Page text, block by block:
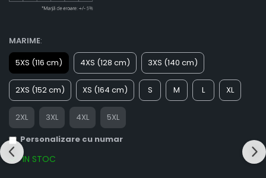
MARIME:
5XS (116 cm)
4XS (128 cm) 3XS (140 cm)
2XS (152 cm) XS (164 cm) S M L XL
2XL 3XL 4XL
5XL
Personalizare cu numar
IN STOC